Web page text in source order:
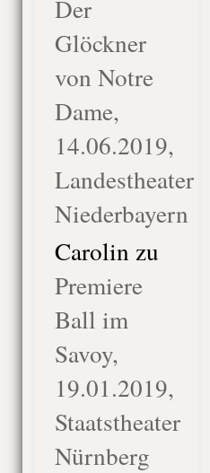
Der
Glöckner
von Notre
Dame,
14.06.2019,
Landestheater
Niederbayern
Carolin zu
Premiere
Ball im
Savoy,
19.01.2019,
Staatstheater
Nürnberg